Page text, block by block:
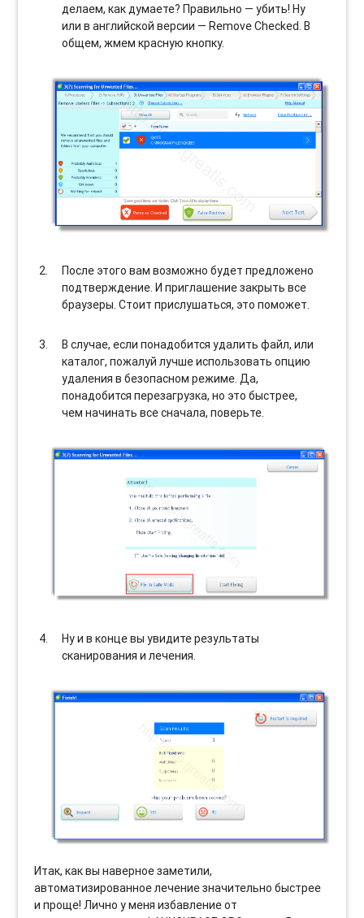
делаем, как думаете? Правильно — убить! Ну
или в английской версии — Remove Checked. В
общем, жмем красную кнопку.
После этого вам возможно будет предложено
подтверждение. И приглашение закрыть все
браузеры. Стоит прислушаться, это поможет.
В случае, если понадобится удалить файл, или
каталог, пожалуй лучше использовать опцию
удаления в безопасном режиме. Да,
понадобится перезагрузка, но это быстрее,
чем начинать все сначала, поверьте.
Ну и в конце вы увидите результаты
сканирования и лечения.
Итак, как вы наверное заметили,
автоматизированное лечение значительно быстрее
и проще! Лично у меня избавление от